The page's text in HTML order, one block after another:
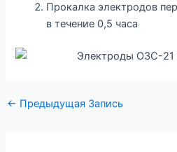
Прокалка электродов
в течение 0,5 часа
← Предыдущая Запись